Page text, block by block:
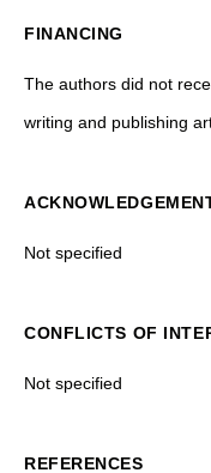
FINANCING
The authors did not
writing and publishing
Not specified
CONFLICTS OF
Not specified
REFERENCES